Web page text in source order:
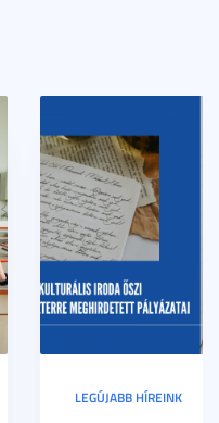
LEGÚJABB HÍREINK